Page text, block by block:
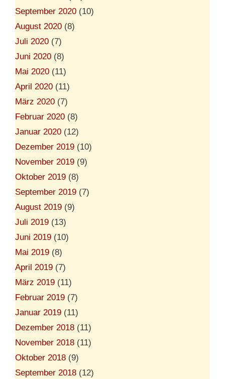
September 2020 (10)
August 2020 (8)
Juli 2020 (7)
Juni 2020 (8)
Mai 2020 (11)
April 2020 (11)
März 2020 (7)
Februar 2020 (8)
Januar 2020 (12)
Dezember 2019 (10)
November 2019 (9)
Oktober 2019 (8)
September 2019 (7)
August 2019 (9)
Juli 2019 (13)
Juni 2019 (10)
Mai 2019 (8)
April 2019 (7)
März 2019 (11)
Februar 2019 (7)
Januar 2019 (11)
Dezember 2018 (11)
November 2018 (11)
Oktober 2018 (9)
September 2018 (12)